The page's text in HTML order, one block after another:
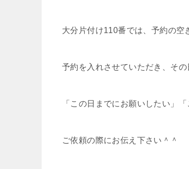
大分片付け110番では、予約の空
予約を入れさせていただき、そ
「この日までにお願いしたい」
ご依頼の際にお伝え下さい＾＾